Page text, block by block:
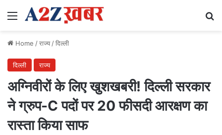
Menu
Home /राज्य/दिल्ली
दिल्ली राज्य
अग्निवीरों के लिए खुशखबरी! दिल्ली सरकार
ने ग्रुप-C पदों पर 20 फीसदी आरक्षण का
रास्ता किया साफ